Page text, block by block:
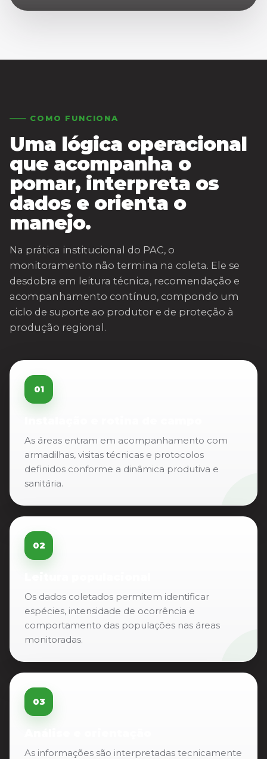
COMO FUNCIONA
Uma lógica operacional
que acompanha o
pomar, interpreta os
dados e orienta o
manejo.
Na prática institucional do PAC, o
monitoramento não termina na coleta. Ele se
desdobra em leitura técnica, recomendação e
acompanhamento contínuo, compondo um
ciclo de suporte ao produtor e de proteção à
produção regional.
01
As áreas entram em acompanhamento com
armadilhas, visitas técnicas e protocolos
definidos conforme a dinâmica produtiva e
sanitária.
02
Os dados coletados permitem identificar
espécies, intensidade de ocorrência e
comportamento das populações nas áreas
monitoradas.
03
As informações são interpretadas tecnicamente